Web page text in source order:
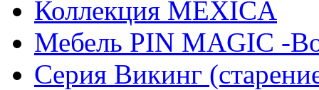
Коллекция MEXICA
Мебель PIN MAGIС -
Серия Викинг